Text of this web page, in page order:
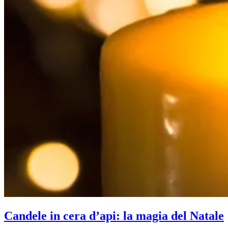
Candele in cera d’api: la magia del Natale